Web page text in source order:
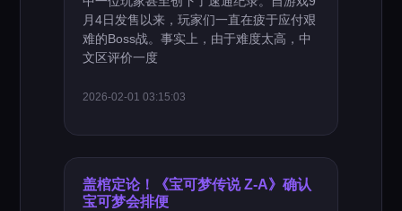
月4日发售以来，玩家们一直在疲于应付艰
难的Boss战。事实上，由于难度太高，中
文区评价一度
2026-02-01 03:15:03
盖棺定论！《宝可梦传说 Z-A》确认
宝可梦会排便